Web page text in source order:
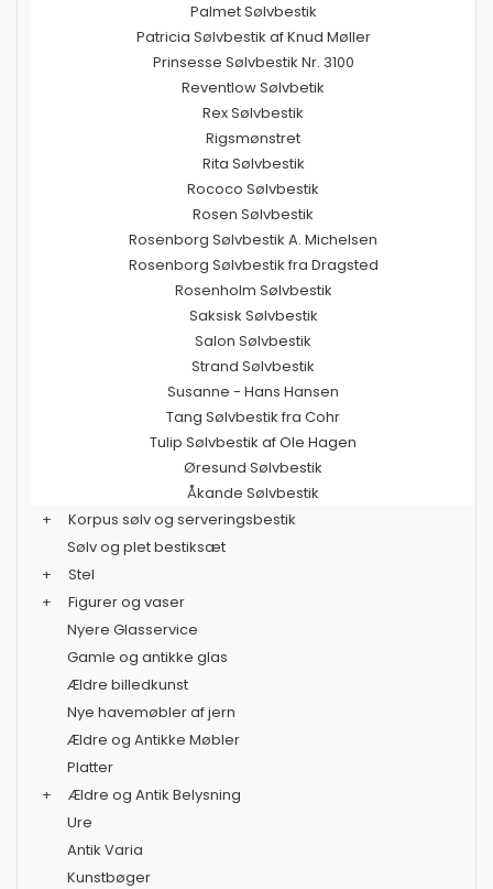
Palmet Sølvbestik
Patricia Sølvbestik af Knud Møller
Prinsesse Sølvbestik Nr. 3100
Reventlow Sølvbetik
Rex Sølvbestik
Rigsmønstret
Rita Sølvbestik
Rococo Sølvbestik
Rosen Sølvbestik
Rosenborg Sølvbestik A. Michelsen
Rosenborg Sølvbestik fra Dragsted
Rosenholm Sølvbestik
Saksisk Sølvbestik
Salon Sølvbestik
Strand Sølvbestik
Susanne - Hans Hansen
Tang Sølvbestik fra Cohr
Tulip Sølvbestik af Ole Hagen
Øresund Sølvbestik
Åkande Sølvbestik
+
Korpus sølv og serveringsbestik
Sølv og plet bestiksæt
+
Stel
+
Figurer og vaser
Nyere Glasservice
Gamle og antikke glas
Ældre billedkunst
Nye havemøbler af jern
Ældre og Antikke Møbler
Platter
+
Ældre og Antik Belysning
Ure
Antik Varia
Kunstbøger